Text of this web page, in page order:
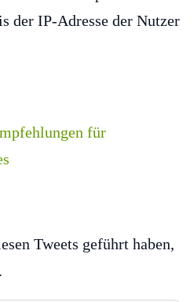
der IP-Adresse der Nutzer
Tweets geführt haben,